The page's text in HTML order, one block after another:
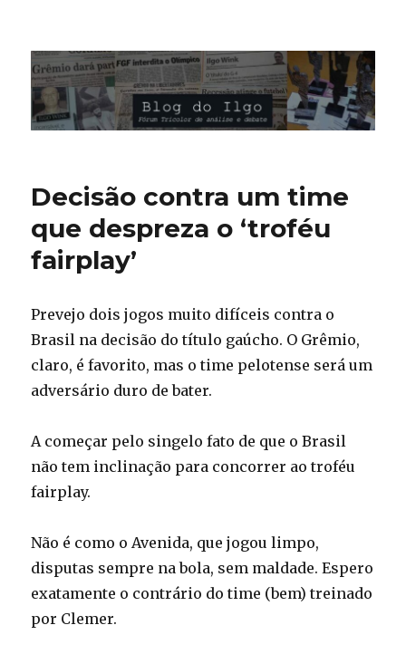
Blog do Ilgo Wink
Decisão contra um time
que despreza o ‘troféu
fairplay’
Prevejo dois jogos muito difíceis contra o
Brasil na decisão do título gaúcho. O Grêmio,
claro, é favorito, mas o time pelotense será um
adversário duro de bater.
A começar pelo singelo fato de que o Brasil
não tem inclinação para concorrer ao troféu
fairplay.
Não é como o Avenida, que jogou limpo,
disputas sempre na bola, sem maldade. Espero
exatamente o contrário do time (bem) treinado
por Clemer.